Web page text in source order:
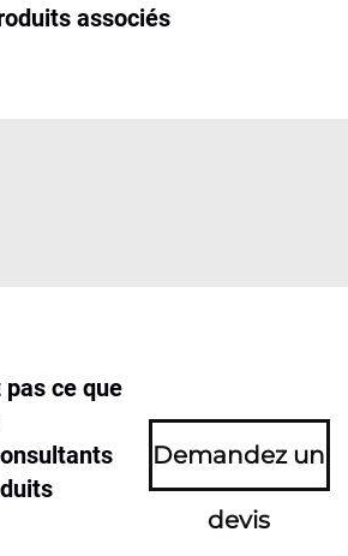
associés
ce que
Demandez un
devis